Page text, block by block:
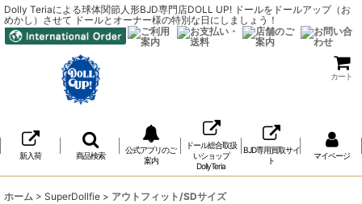
Dolly Teriaによる球体関節人形BJD専門店DOLL UP! ドールをドールアップ（お
めかし）させて ドールとオーナー様の特別な日にしましょう！
カート
新入荷 商品検索
公式アプリのご
案内
ドール総合取扱
いショップ
DollyTeria
BJD専用買取サイ
ト
マイページ
ホーム > SuperDollfie > アウトフィット/SDサイズ